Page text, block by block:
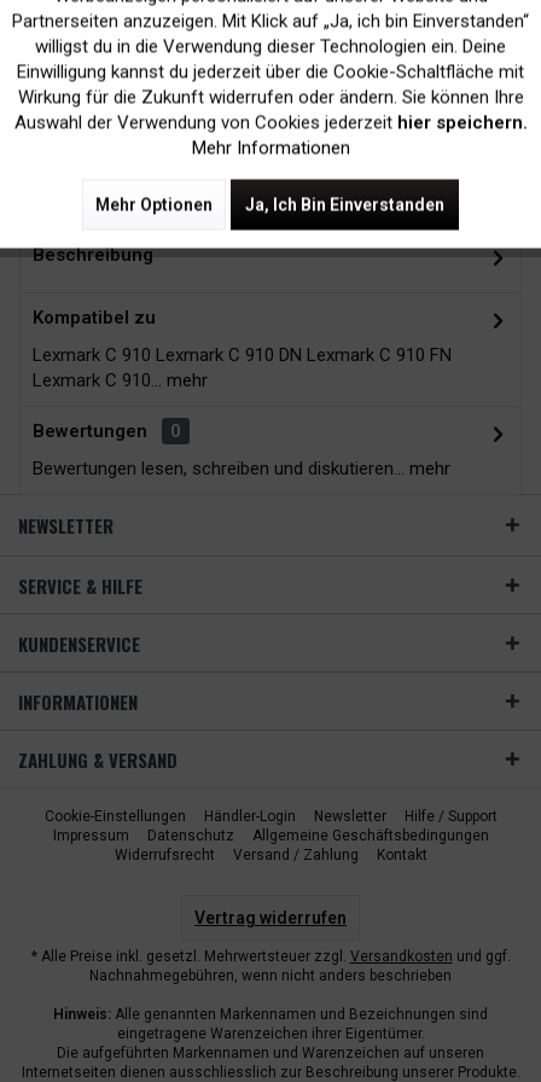
Kein Verlust der
Druckergarantie
Versand innerhalb von
24H*
Zubehör 10
Beschreibung
Kompatibel zu
Lexmark C 910 Lexmark C 910 DN Lexmark C 910 FN
Lexmark C 910... mehr
Bewertungen
0
Bewertungen lesen, schreiben und diskutieren... mehr
NEWSLETTER
SERVICE & HILFE
KUNDENSERVICE
INFORMATIONEN
ZAHLUNG & VERSAND
Cookie-Einstellungen Händler-Login Newsletter
Hilfe / Support
Impressum
Datenschutz
Allgemeine Geschäftsbedingungen
Widerrufsrecht
Versand / Zahlung Kontakt
Vertrag widerrufen
* Alle Preise inkl. gesetzl. Mehrwertsteuer zzgl. Versandkosten und ggf.
Nachnahmegebühren, wenn nicht anders beschrieben
Hinweis: Alle genannten Markennamen und Bezeichnungen sind
eingetragene Warenzeichen ihrer Eigentümer.
Die aufgeführten Markennamen und Warenzeichen auf unseren
Internetseiten dienen ausschliesslich zur Beschreibung unserer Produkte.
Marketing Inaktiv
Tracking Inaktiv
Partnerseiten anzuzeigen. Mit Klick auf „Ja, ich bin Einverstanden“
willigst du in die Verwendung dieser Technologien ein. Deine
Einwilligung kannst du jederzeit über die Cookie-Schaltfläche mit
Wirkung für die Zukunft widerrufen oder ändern. Sie können Ihre
Auswahl der Verwendung von Cookies jederzeit hier speichern.
Mehr Informationen
Mehr Optionen Ja, Ich Bin Einverstanden